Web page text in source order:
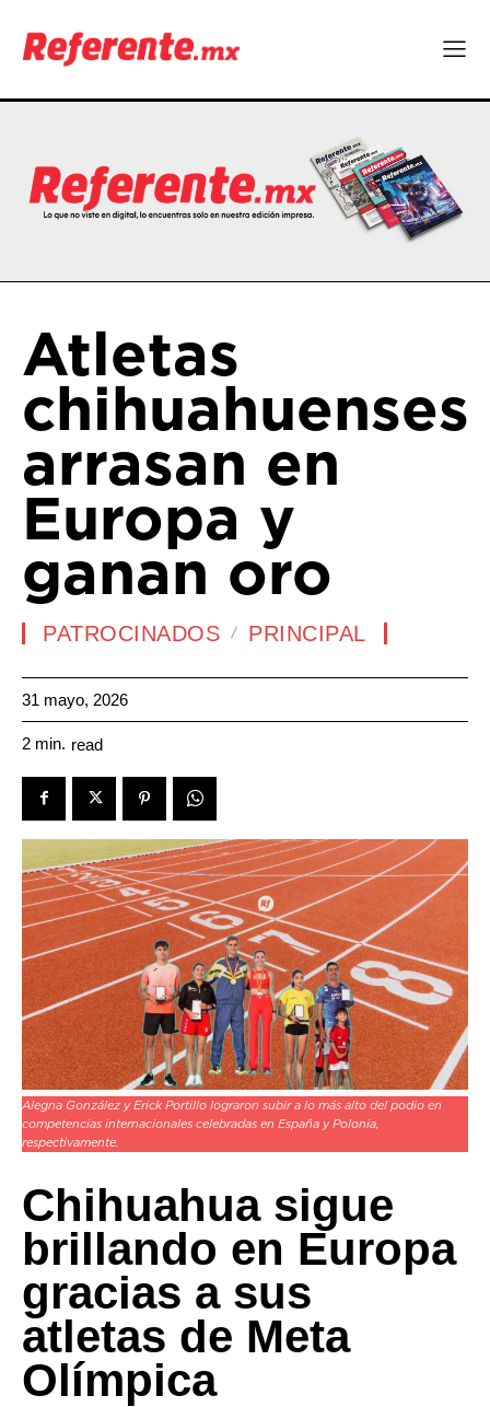
Atletas
chihuahuenses
arrasan en
Europa y
ganan oro
PATROCINADOS PRINCIPAL
31 mayo, 2026
2 min. read
Alegna González y Erick Portillo lograron subir a lo más alto del podio en
competencias internacionales celebradas en España y Polonia,
respectivamente.
Chihuahua sigue
brillando en Europa
gracias a sus
atletas de Meta
Olímpica